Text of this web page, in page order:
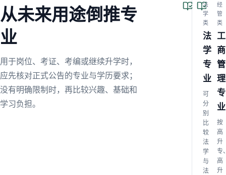
从未来用途倒推专
业
用于岗位、考证、考编或继续升学时，
应先核对正式公告的专业与学历要求；
没有明确限制时，再比较兴趣、基础和
学习负担。
法
学
类
法
学
专
业
可
分
别
比
较
法
学
与
法
经
管
类
工
商
管
理
专
业
按
高
升
专
高
升